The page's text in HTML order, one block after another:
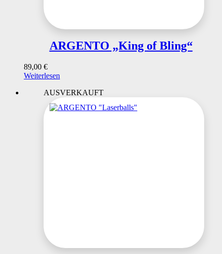
ARGENTO „King of Bling“
89,00 €
Weiterlesen
AUSVERKAUFT